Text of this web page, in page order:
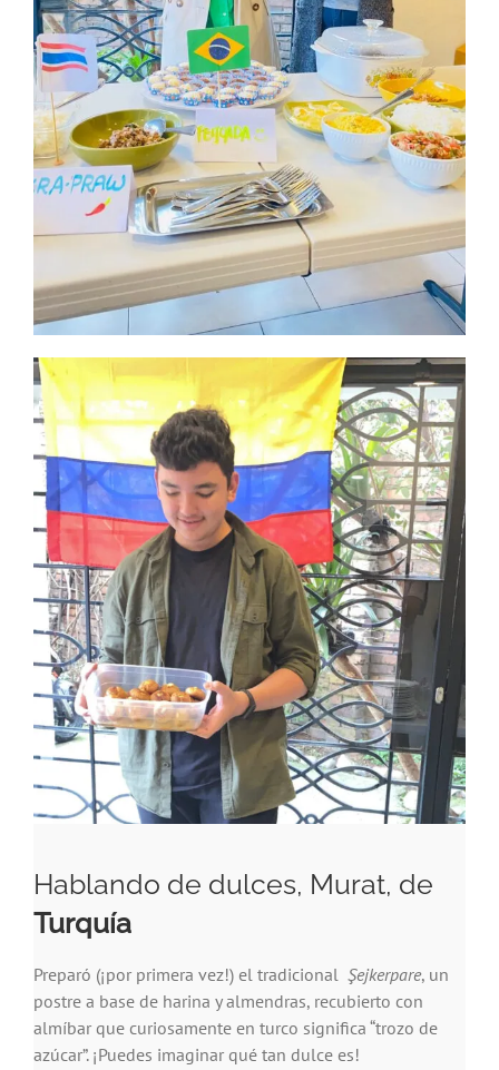
Hablando de dulces, Murat, de
Turquía
Preparó (¡por primera vez!) el tradicional Şejkerpare, un
postre a base de harina y almendras, recubierto con
almíbar que curiosamente en turco significa “trozo de
azúcar”. ¡Puedes imaginar qué tan dulce es!